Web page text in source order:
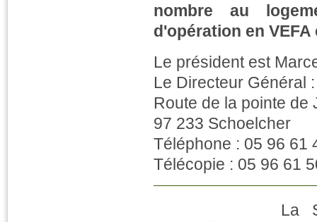
nombre au
d'opération en
Le président est
Le Directeur Général
Route de la pointe de
97 233 Schoelcher
Téléphone : 05 96 61
Télécopie : 05 96 61
La